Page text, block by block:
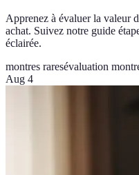
Apprenez à évaluer la valeur
achat. Suivez notre guide
éclairée.
montres raresévaluation
Aug 4